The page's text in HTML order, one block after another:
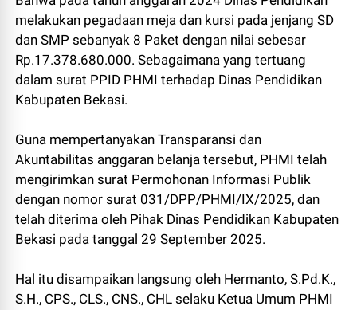
melakukan pegadaan meja dan kursi pada jenjang SD
dan SMP sebanyak 8 Paket dengan nilai sebesar
Rp.17.378.680.000. Sebagaimana yang tertuang
dalam surat PPID PHMI terhadap Dinas Pendidikan
Kabupaten Bekasi.
Guna mempertanyakan Transparansi dan
Akuntabilitas anggaran belanja tersebut, PHMI telah
mengirimkan surat Permohonan Informasi Publik
dengan nomor surat 031/DPP/PHMI/IX/2025, dan
telah diterima oleh Pihak Dinas Pendidikan Kabupaten
Bekasi pada tanggal 29 September 2025.
Hal itu disampaikan langsung oleh Hermanto, S.Pd.K.,
S.H., CPS., CLS., CNS., CHL selaku Ketua Umum PHMI